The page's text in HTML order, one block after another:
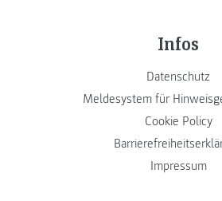
Infos
Datenschutz
Meldesystem für
Cookie Policy
Impressum